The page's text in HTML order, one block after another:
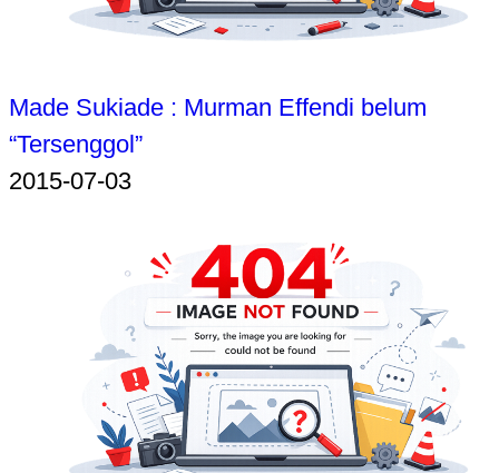
Made Sukiade : Murman Effendi belum
“Tersenggol”
2015-07-03